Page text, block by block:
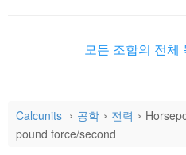
모든 조합의 전체
Calcunits 공학 전력
pound force/second